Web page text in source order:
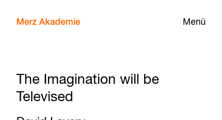
Menü
Merz Akademie
The Imagination will be
Televised